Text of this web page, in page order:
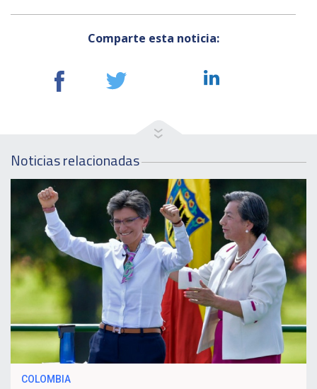
Comparte esta noticia:
Noticias relacionadas
COLOMBIA